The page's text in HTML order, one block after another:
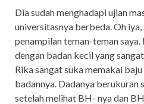
Dia sudah menghadapi ujian
universitasnya berbeda. Oh
penampilan teman-teman saya.
dengan badan kecil yang
Rika sangat suka memakai
badannya. Dadanya berukuran
setelah melihat BH- nya dan